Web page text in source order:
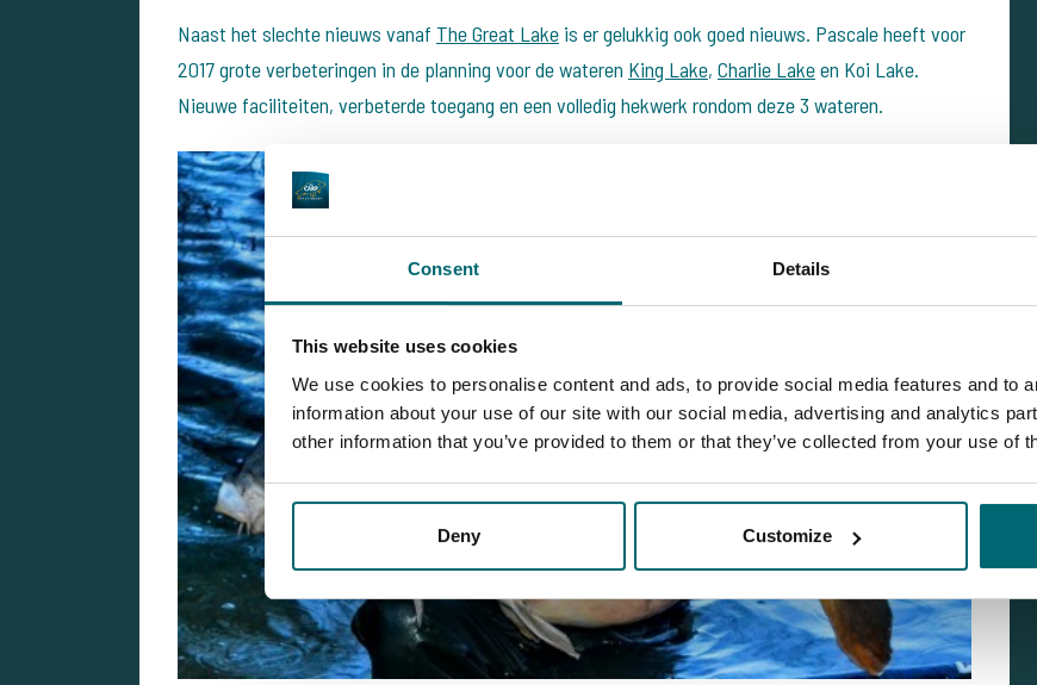
Consent Details
This website uses cookies
We use cookies to personalise content and ads, to provide social media features and to
information about your use of our site with our social media, advertising and analytics
other information that you’ve provided to them or that they’ve collected from your use of
Deny Customize
Naast het slechte nieuws vanaf The Great Lake is er gelukkig ook goed nieuws. Pascale heeft voor
2017 grote verbeteringen in de planning voor de wateren King Lake, Charlie Lakeen Koi Lake.
Nieuwe faciliteiten, verbeterde toegang en een volledig hekwerk rondom deze 3 wateren.